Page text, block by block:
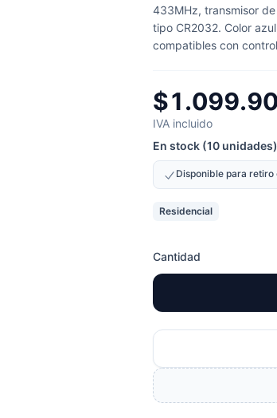
433MHz, transmisor
tipo CR2032. Color
compatibles con
IVA incluido
En stock (10 unidades)
Disponible para retiro
Residencial
Cantidad